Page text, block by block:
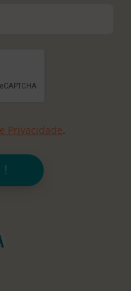
Privacidade.
!